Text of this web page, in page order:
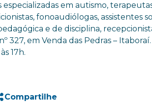
em autismo,
fonoaudiólogas, assistentes
e de disciplina,
327, em Venda das Pedras –
17h.
Compartilhe